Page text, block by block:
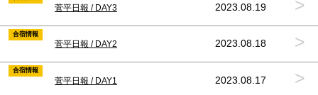
菅平日報 / DAY3 2023.08.19 >
合宿情報
菅平日報 / DAY2 2023.08.18 >
合宿情報
菅平日報 / DAY1 2023.08.17 >